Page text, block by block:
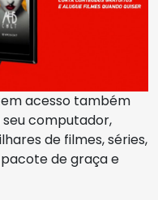
acesso também
seu computador,
de filmes, séries,
de graça e